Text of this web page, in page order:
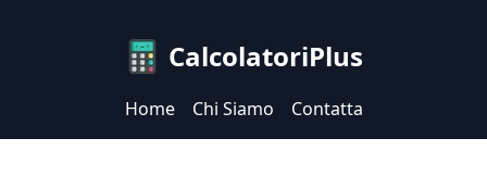
CalcolatoriPlus
Home Chi Siamo Contatta